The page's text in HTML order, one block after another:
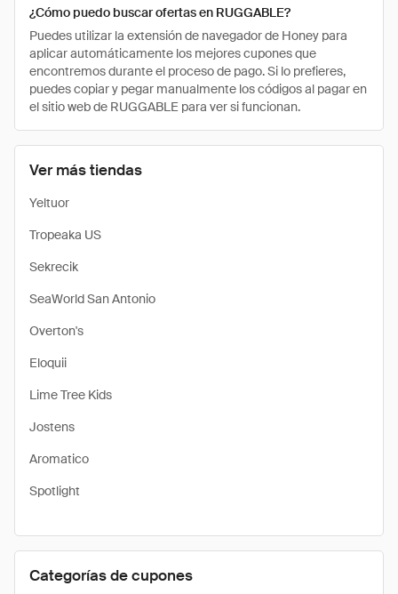
Ver más tiendas
Yeltuor
Tropeaka US
Sekrecik
SeaWorld San Antonio
Overton's
Eloquii
Lime Tree Kids
Jostens
Aromatico
Spotlight
Categorías de cupones
¿Cómo puedo buscar ofertas en RUGGABLE?
Puedes utilizar la extensión de navegador de Honey para
aplicar automáticamente los mejores cupones que
encontremos durante el proceso de pago. Si lo prefieres,
puedes copiar y pegar manualmente los códigos al pagar en
el sitio web de RUGGABLE para ver si funcionan.